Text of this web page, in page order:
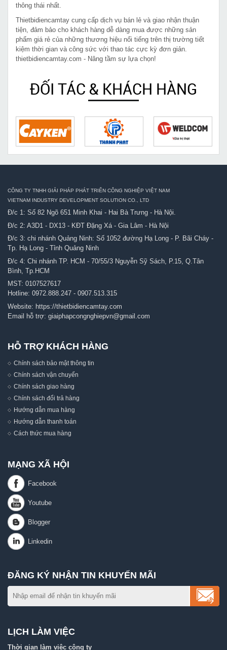
thông thái nhất.
Thietbidiencamtay cung cấp dịch vụ bán lẻ và giao nhận thuận
tiện, đảm bảo cho khách hàng dễ dàng mua được những sản
phẩm giá rẻ của những thương hiệu nổi tiếng trên thị trường tiết
kiệm thời gian và công sức với thao tác cực kỳ đơn giản.
thietbidiencamtay.com - Nâng tầm sự lựa chọn!
ĐỐI TÁC & KHÁCH HÀNG
CÔNG TY TNHH GIẢI PHÁP PHÁT TRIỂN CÔNG NGHIỆP VIỆT NAM
VIETNAM INDUSTRY DEVELOPMENT SOLUTION CO., LTD
Đ/c 1: Số 82 Ngõ 651 Minh Khai - Hai Bà Trưng - Hà Nội.
Đ/c 2: A3D1 - DX13 - KĐT Đặng Xá - Gia Lâm - Hà Nội
Đ/c 3: chi nhánh Quảng Ninh: Số 1052 đường Hạ Long - P. Bãi Cháy -
Tp. Hạ Long - Tỉnh Quảng Ninh
Đ/c 4: Chi nhánh TP. HCM - 70/55/3 Nguyễn Sỹ Sách, P.15, Q.Tân
Bình, Tp.HCM
MST: 0107527617
Hotline: 0972.888.247 - 0907.513.315
Website: https://thietbidiencamtay.com
Email hỗ trợ: giaiphapcongnghiepvn@gmail.com
HỖ TRỢ KHÁCH HÀNG
Chính sách bảo mật thông tin
Chính sách vận chuyển
Chính sách giao hàng
Chính sách đổi trả hàng
Hướng dẫn mua hàng
Hướng dẫn thanh toán
Cách thức mua hàng
MẠNG XÃ HỘI
ĐĂNG KÝ NHẬN TIN KHUYẾN MÃI
LỊCH LÀM VIỆC
Thời gian làm việc công ty